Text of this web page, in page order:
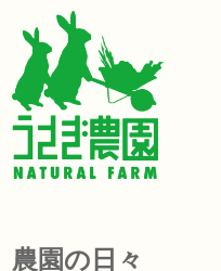
農園の日々